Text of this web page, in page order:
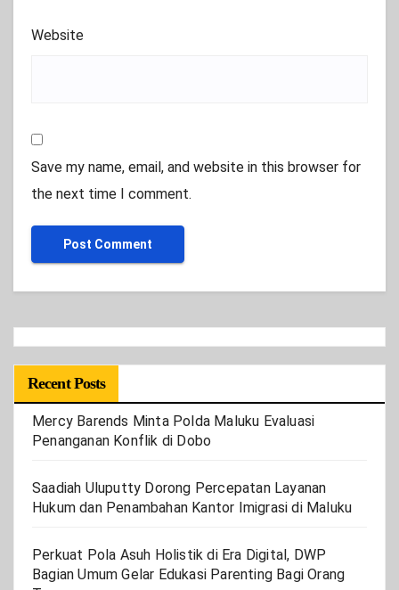
Website
Save my name, email, and website in this browser for
the next time I comment.
Recent Posts
Mercy Barends Minta Polda Maluku Evaluasi
Penanganan Konflik di Dobo
Saadiah Uluputty Dorong Percepatan Layanan
Hukum dan Penambahan Kantor Imigrasi di Maluku
Perkuat Pola Asuh Holistik di Era Digital, DWP
Bagian Umum Gelar Edukasi Parenting Bagi Orang